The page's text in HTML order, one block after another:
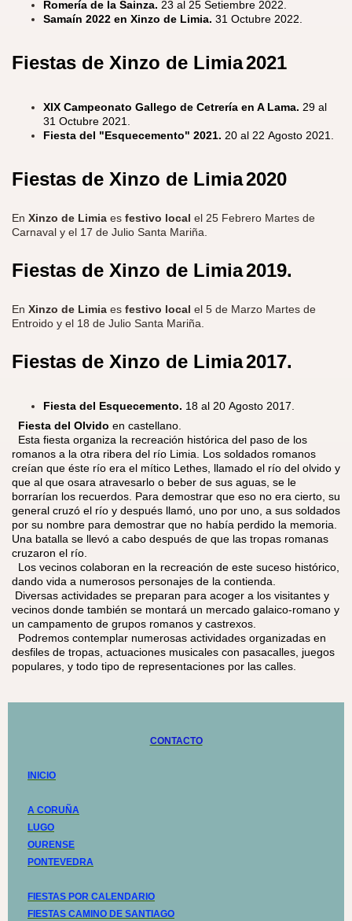
Romería de la Sainza. 23 al 25 Setiembre 2022.
Samaín 2022 en Xinzo de Limia. 31 Octubre 2022.
Fiestas de Xinzo de Limia2021
XIX Campeonato Gallego de Cetrería en A Lama. 29 al
31 Octubre 2021.
Fiesta del "Esquecemento" 2021. 20 al 22 Agosto 2021.
Fiestas de Xinzo de Limia2020
En Xinzo de Limia es festivo local el 25 Febrero Martes de
Carnaval y el 17 de Julio Santa Mariña.
Fiestas de Xinzo de Limia2019.
En Xinzo de Limia es festivo local el 5 de Marzo Martes de
Entroido y el 18 de Julio Santa Mariña.
Fiestas de Xinzo de Limia2017.
Fiesta del Esquecemento. 18 al 20 Agosto 2017.
Fiesta del Olvido en castellano.
Esta fiesta organiza la recreación histórica del paso de los
romanos a la otra ribera del río Limia. Los soldados romanos
creían que éste río era el mítico Lethes, llamado el río del olvido y
que al que osara atravesarlo o beber de sus aguas, se le
borrarían los recuerdos. Para demostrar que eso no era cierto, su
general cruzó el río y después llamó, uno por uno, a sus soldados
por su nombre para demostrar que no había perdido la memoria.
Una batalla se llevó a cabo después de que las tropas romanas
cruzaron el río.
Los vecinos colaboran en la recreación de este suceso histórico,
dando vida a numerosos personajes de la contienda.
Diversas actividades se preparan para acoger a los visitantes y
vecinos donde también se montará un mercado galaico-romano y
un campamento de grupos romanos y castrexos.
Podremos contemplar numerosas actividades organizadas en
desfiles de tropas, actuaciones musicales con pasacalles, juegos
populares, y todo tipo de representaciones por las calles.
CONTACTO
INICIO
A CORUÑA
LUGO
OURENSE
PONTEVEDRA
FIESTAS POR CALENDARIO
FIESTAS CAMINO DE SANTIAGO